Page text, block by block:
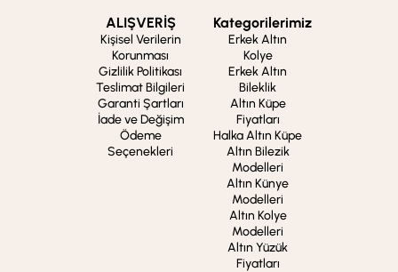
ALIŞVERİŞ
Kişisel Verilerin
Korunması
Gizlilik Politikası
Teslimat Bilgileri
Garanti Şartları
İade ve Değişim
Ödeme
Seçenekleri
Kategorilerimiz
Erkek Altın
Kolye
Erkek Altın
Bileklik
Altın Küpe
Fiyatları
Halka Altın Küpe
Altın Bilezik
Modelleri
Altın Künye
Modelleri
Altın Kolye
Modelleri
Altın Yüzük
Fiyatları